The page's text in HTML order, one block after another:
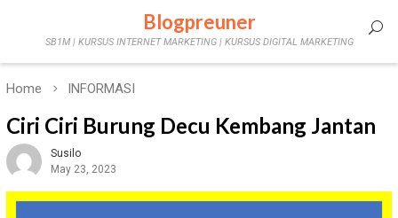
Menu
Blogpreuner
SB1M | KURSUS INTERNET MARKETING | KURSUS DIGITAL MARKETING
Home INFORMASI
Ciri Ciri Burung Decu Kembang Jantan
Susilo
May 23, 2023